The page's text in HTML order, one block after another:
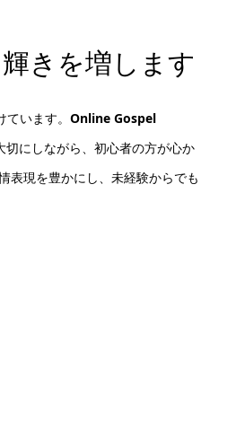
きを増します
います。 Online Gospel
にしながら、初心者の方が心か
表現を豊かにし、未経験からでも